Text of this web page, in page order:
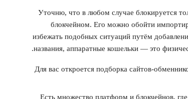
Уточню, что в любом случае блокируется
блокчейном. Его можно обойти
избежать подобных ситуаций путём
названия, аппаратные кошельки — это
Для вас откроется подборка сайтов-
Есть множество платформ и блокчейнов,